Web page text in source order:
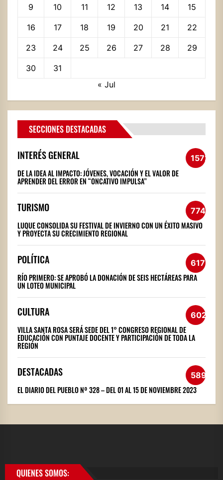
9 10 11 12 13 14 15
16 17 18 19 20 21 22
23 24 25 26 27 28 29
30
31
« Jul
SECCIONES DESTACADAS
INTERÉS GENERAL 1572
DE LA IDEA AL IMPACTO: JÓVENES, VOCACIÓN Y EL VALOR DE
APRENDER DEL ERROR EN “ONCATIVO IMPULSA”
TURISMO 774
LUQUE CONSOLIDA SU FESTIVAL DE INVIERNO CON UN ÉXITO MASIVO
Y PROYECTA SU CRECIMIENTO REGIONAL
POLÍTICA 617
RÍO PRIMERO: SE APROBÓ LA DONACIÓN DE SEIS HECTÁREAS PARA
UN LOTEO MUNICIPAL
CULTURA 602
VILLA SANTA ROSA SERÁ SEDE DEL 1° CONGRESO REGIONAL DE
EDUCACIÓN CON PUNTAJE DOCENTE Y PARTICIPACIÓN DE TODA LA
REGIÓN
DESTACADAS 589
EL DIARIO DEL PUEBLO Nº 328 – DEL 01 AL 15 DE NOVIEMBRE 2023
QUIENES SOMOS: